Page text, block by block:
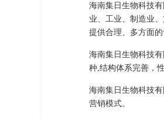
海南集日生物科技
业、工业、制造业
提供合理、多方面的
海南集日生物科技
种,结构体系完善，
海南集日生物科技
营销模式。